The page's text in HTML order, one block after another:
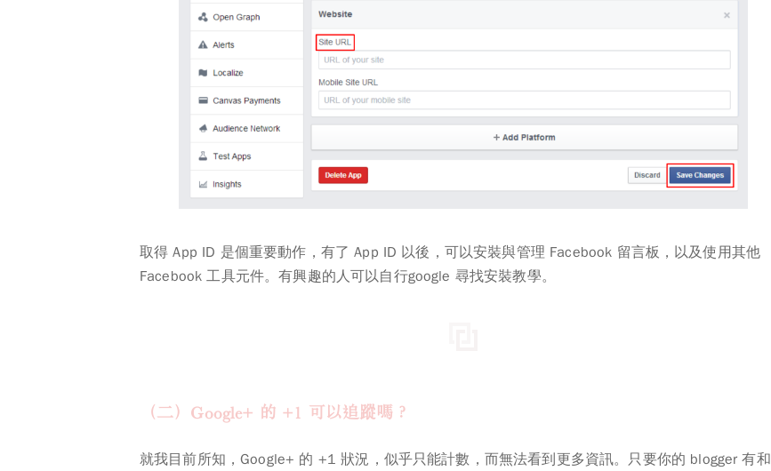
取得 App ID 是個重要動作，有了 App ID 以後，可以安裝與管理 Facebook 留言板，以及使用其他
Facebook 工具元件。有興趣的人可以自行google 尋找安裝教學。
（二）Google+ 的 +1 可以追蹤嗎？
就我目前所知，Google+ 的 +1 狀況，似乎只能計數 ，而無法看到更多資訊。只要你的 blogger 有和